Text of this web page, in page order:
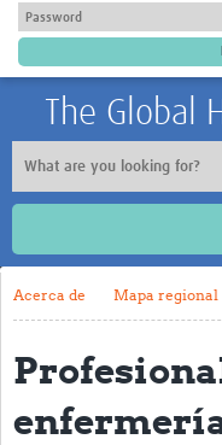
The Global
Inicio
Mapa regional
Contacto
Acerca de Mapa regional